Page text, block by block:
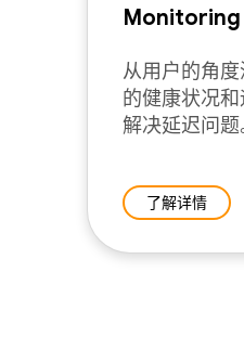
Monitoring
从用户的角
的健康状况
解决延迟问题
了解详情